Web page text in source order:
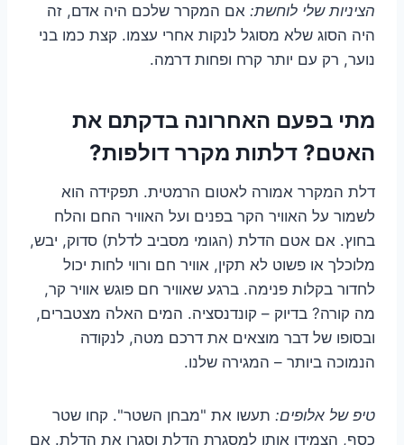
הציניות שלי לוחשת: אם המקרר שלכם היה אדם, זה
היה הסוג שלא מסוגל לנקות אחרי עצמו. קצת כמו בני
נוער, רק עם יותר קרח ופחות דרמה.
מתי בפעם האחרונה בדקתם את
האטם? דלתות מקרר דולפות?
דלת המקרר אמורה לאטום הרמטית. תפקידה הוא
לשמור על האוויר הקר בפנים ועל האוויר החם והלח
בחוץ. אם אטם הדלת (הגומי מסביב לדלת) סדוק, יבש,
מלוכלך או פשוט לא תקין, אוויר חם ורווי לחות יכול
לחדור בקלות פנימה. ברגע שאוויר חם פוגש אוויר קר,
מה קורה? בדיוק – קונדנסציה. המים האלה מצטברים,
ובסופו של דבר מוצאים את דרכם מטה, לנקודה
הנמוכה ביותר – המגירה שלנו.
טיפ של אלופים: תעשו את "מבחן השטר". קחו שטר
כסף, הצמידו אותו למסגרת הדלת וסגרו את הדלת. אם